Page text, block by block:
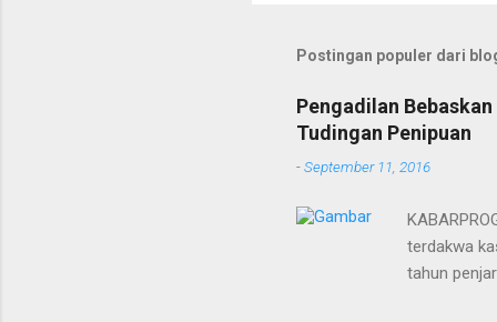
Postingan populer dari
Pengadilan
Tudingan Penipuan
-September 11, 2016
terdakwa
tahun